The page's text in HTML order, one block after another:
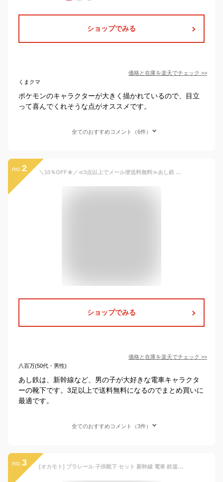
ショップでみる
価格と在庫を楽天でチェック >>
くまクマ
ポケモンのキャラクターが大きく描かれているので、目立
って喜んでくれそうな点がオススメです。
全てのおすすめコメント（6件）
no. 2 ＼10％OFF★／≪3点以上でメール便送料無料≫あし鉄 ASHITETSU 新幹線 列車 電車 靴下 ソックス キッズソックス キッズ靴下 キッズ おしゃれ 靴下 キッズ キャラクター 靴下 キッズ くるぶし 靴下 キッズ 女の子 靴下 キッズ 男の子 靴下 16〜20cm
ショップでみる
価格と在庫を楽天でチェック >>
八百万(50代・男性)
あし鉄は、新幹線など、男の子が大好きな電車キャラクタ
ーの靴下です。3足以上で送料無料になるのでまとめ買いに
最適です。
全てのおすすめコメント（3件）
no. 3 [オカモト] プラレール 子供靴下 セット 新幹線 電車 鉄道 つま先かかと丈夫 人気 学校 幼稚園 男の子 スニーカー プレゼント O111-5543 4足セット 15-20